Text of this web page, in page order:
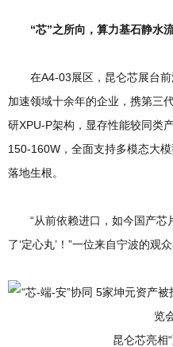
“芯”之所向，算力基石静水流
在A4-03展区，昆仑芯展台
加速领域十余年的企业，携第三
研XPU-P架构，显存性能较同类
150-160W，全面支持多模态大
落地生根。
“从前依赖进口，如今国产
了‘定心丸’！”一位来自宁波的观
昆仑芯亮相